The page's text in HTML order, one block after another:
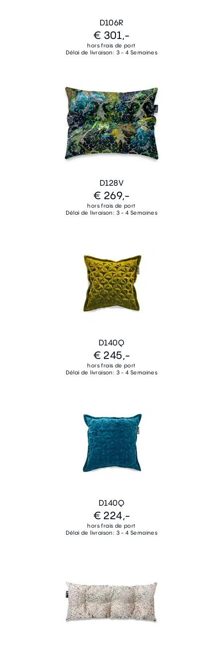
D106R
€ 301,-
hors frais de port
Délai de livraison: 3 - 4 Semaines
D128V
€ 269,-
hors frais de port
Délai de livraison: 3 - 4 Semaines
D140Q
€ 245,-
hors frais de port
Délai de livraison: 3 - 4 Semaines
D140Q
€ 224,-
hors frais de port
Délai de livraison: 3 - 4 Semaines